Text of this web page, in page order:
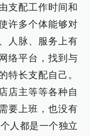
支配工作时间和
许多个体能够对
人脉、服务上有
络平台，找到与
特长支配自己。
店主等等各种自
要上班，也没有
人都是一个独立